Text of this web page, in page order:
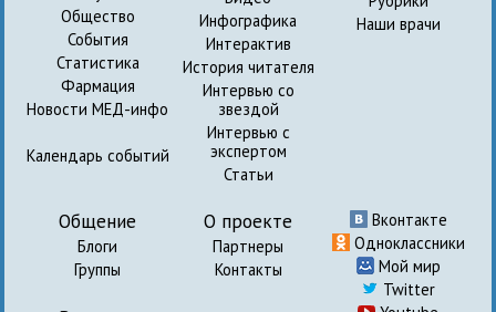
Общество
События
Статистика
Фармация
Новости МЕД-инфо
Календарь событий
Инфографика
Интерактив
История читателя
Интервью со
звездой
Интервью с
экспертом
Статьи
Наши врачи
Общение
Блоги
Группы
О проекте
Партнеры
Контакты
Вконтакте
Одноклассники
Мой мир
Twitter